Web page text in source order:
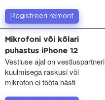
Registreeri remont
Mikrofoni või kõlari
puhastus iPhone 12
Vestluse ajal on vestluspartneri
kuulmisega raskusi või
mikrofon ei tööta hästi